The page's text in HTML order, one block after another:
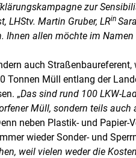
zur
LHStv. Martin Gruber, LRin
Ihnen allen möchte im
auch
Tonnen Müll entlang der
„Das sind rund 100 LKW-
Müll, sondern teils
neben Plastik- und Papier-
wieder Sonder- und
weil vielen weder die